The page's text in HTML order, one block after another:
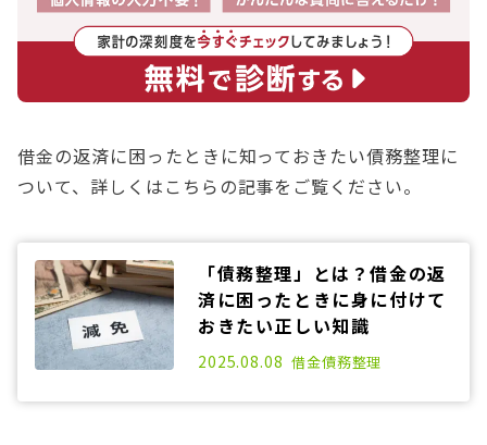
借金の返済に困ったときに知っておきたい債務整理に
ついて、詳しくはこちらの記事をご覧ください。
「債務整理」とは？借金の返
済に困ったときに身に付けて
おきたい正しい知識
2021.03.25
2025.08.08 借金債務整理